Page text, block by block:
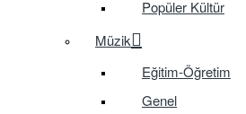
Popüler Kültür
Müzik
Eğitim-Öğretim
Genel